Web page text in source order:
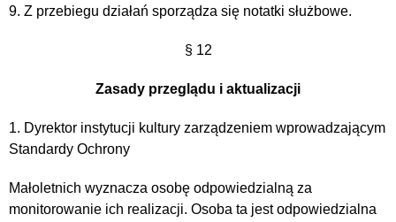
9. Z przebiegu działań sporządza się notatki służbowe.
§ 12
Zasady przeglądu i aktualizacji
1. Dyrektor instytucji kultury zarządzeniem wprowadzającym
Standardy Ochrony
Małoletnich wyznacza osobę odpowiedzialną za
monitorowanie ich realizacji. Osoba ta jest odpowiedzialna